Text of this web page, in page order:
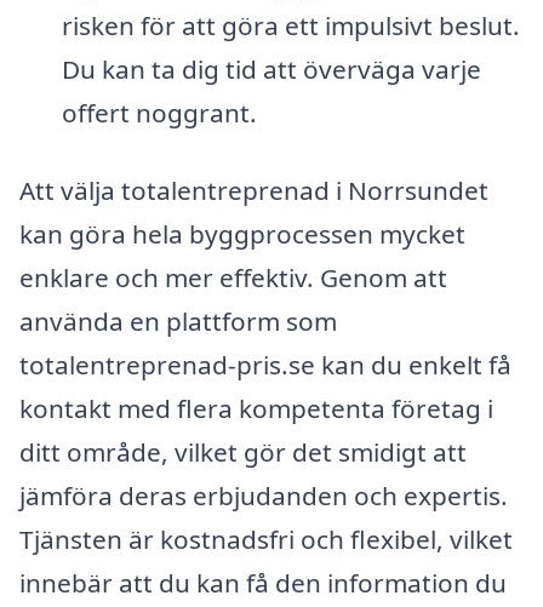
risken för att göra ett impulsivt beslut.
Du kan ta dig tid att överväga varje
offert noggrant.
Att välja totalentreprenad i Norrsundet
kan göra hela byggprocessen mycket
enklare och mer effektiv. Genom att
använda en plattform som
totalentreprenad-pris.se kan du enkelt få
kontakt med flera kompetenta företag i
ditt område, vilket gör det smidigt att
jämföra deras erbjudanden och expertis.
Tjänsten är kostnadsfri och flexibel, vilket
innebär att du kan få den information du